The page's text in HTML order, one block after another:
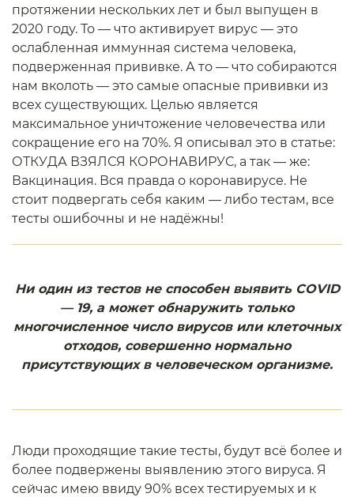
протяжении нескольких лет и был выпущен в
2020 году. То — что активирует вирус — это
ослабленная иммунная система человека,
подверженная прививке. А то — что собираются
нам вколоть — это самые опасные прививки из
всех существующих. Целью является
максимальное уничтожение человечества или
сокращение его на 70%. Я описывал это в статье:
ОТКУДА ВЗЯЛСЯ КОРОНАВИРУС, а так — же:
Вакцинация. Вся правда о коронавирусе. Не
стоит подвергать себя каким — либо тестам, все
тесты ошибочны и не надёжны!
Ни один из тестов не способен выявить COVID
— 19, а может обнаружить только
многочисленное число вирусов или клеточных
отходов, совершенно нормально
присутствующих в человеческом организме.
Люди проходящие такие тесты, будут всё более и
более подвержены выявлению этого вируса. Я
сейчас имею ввиду 90% всех тестируемых и к